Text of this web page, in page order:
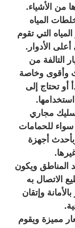
من الأشياء.
المياه
التي تقوم
الأدوار.
التالفة من
وأقوى وخاصة
تحتاج إلى
مجاري
سواء للحمامات
أجهزة
المناطق ويكون
الاتصال به
وإتقان
مميزة ويقوم